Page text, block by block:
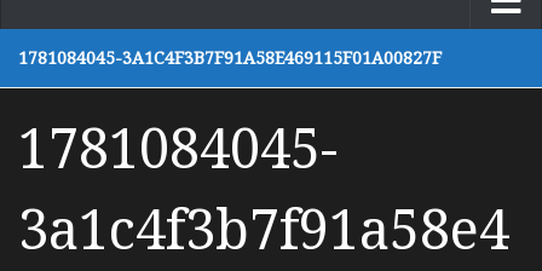
1781084045-3A1C4F3B7F91A58E469115F01A00827F
1781084045-
3a1c4f3b7f91a58e4